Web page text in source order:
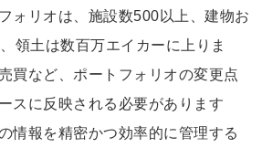
ォリオは、施設数500以上、建物お
領土は数百万エイカーに上りま
買など、ポートフォリオの変更点
スに反映される必要があります
情報を精密かつ効率的に管理する